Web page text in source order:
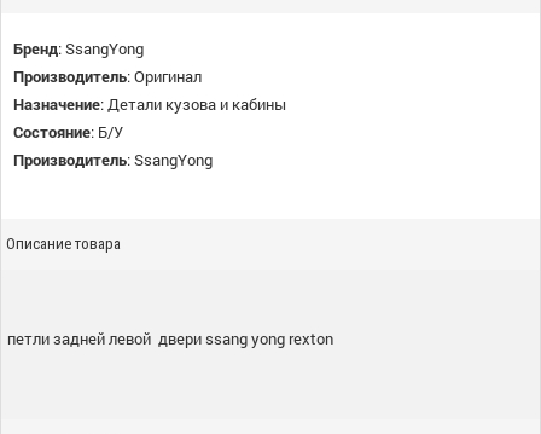
Бренд:SsangYong
Производитель:Оригинал
Назначение:Детали кузова и кабины
Состояние: Б/У
Производитель:SsangYong
Описание товара
петли задней левой двери ssang yong rexton